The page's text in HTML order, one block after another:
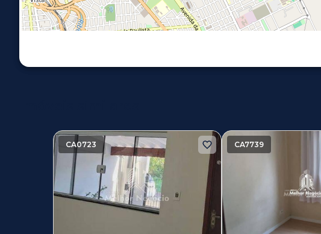
CA0723 CA7739